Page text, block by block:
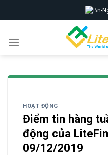
to
HOẠT ĐỘNG
Điểm tin hàng
động của
09/12/2019